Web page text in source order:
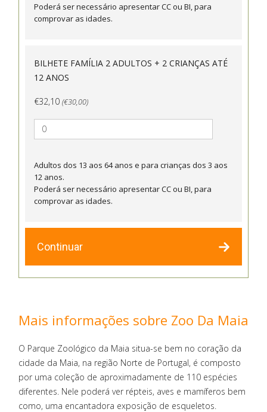
Poderá ser necessário apresentar CC ou BI, para
comprovar as idades.
BILHETE FAMÍLIA 2 ADULTOS + 2 CRIANÇAS ATÉ
12 ANOS
€32,10 (€30,00)
Adultos dos 13 aos 64 anos e para crianças dos 3 aos
12 anos.
Poderá ser necessário apresentar CC ou BI, para
comprovar as idades.
Continuar
Mais informações sobre Zoo Da Maia
O Parque Zoológico da Maia situa-se bem no coração da
cidade da Maia, na região Norte de Portugal, é composto
por uma coleção de aproximadamente de 110 espécies
diferentes. Nele poderá ver répteis, aves e mamíferos bem
como, uma encantadora exposição de esqueletos.